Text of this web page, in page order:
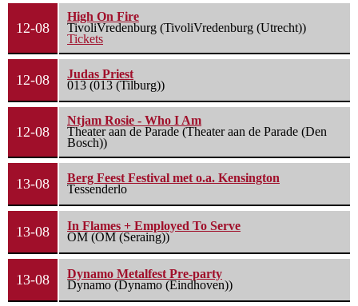
12-08
High On Fire
TivoliVredenburg (TivoliVredenburg (Utrecht))
Tickets
12-08
Judas Priest
013 (013 (Tilburg))
12-08
Ntjam Rosie - Who I Am
Theater aan de Parade (Theater aan de Parade (Den
Bosch))
13-08
Berg Feest Festival met o.a. Kensington
Tessenderlo
13-08
In Flames + Employed To Serve
OM (OM (Seraing))
13-08
Dynamo Metalfest Pre-party
Dynamo (Dynamo (Eindhoven))